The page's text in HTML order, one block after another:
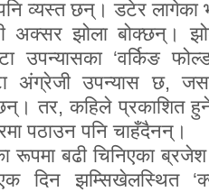
व्यस्त छन्। डटेर लागेका
झोला बोक्छन्।
उपन्यासका ‘वर्किङ
अंग्रेजी उपन्यास छ,
तर, कहिले प्रकाशित
पठाउन पनि चाहँदैनन्।
बढी चिनिएका
दिन झम्सिखेलस्थित